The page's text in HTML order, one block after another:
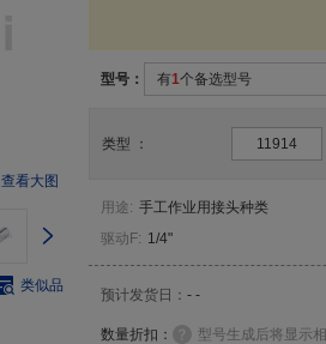
查看大图
类似品
型号： 有1个备选型号
类型 ： 11914
用途: 手工作业用接头种类
驱动F: 1/4"
预计发货日： - -
数量折扣： 型号生成后将显示